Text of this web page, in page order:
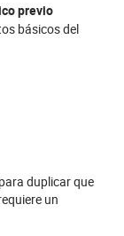
previo
básicos del
duplicar que
un